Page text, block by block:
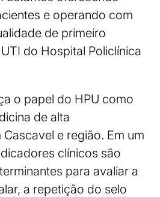
e operando com
de primeiro
do Hospital Policlínica
o papel do HPU como
de alta
e região. Em um
clínicos são
para avaliar a
a repetição do selo